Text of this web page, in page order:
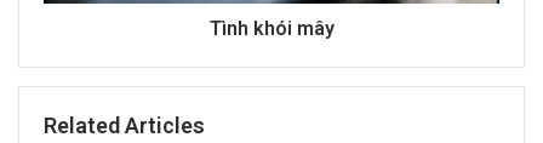
Tình khói mây
Related Articles